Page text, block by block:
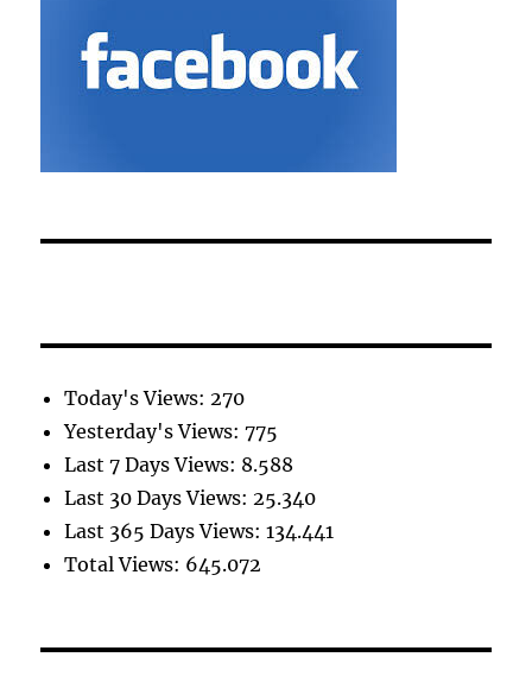
Today's Views:270
Yesterday's Views:775
Last 7 Days Views: 8.588
Last 30 Days Views:25.340
Last 365 Days Views:134.441
Total Views: 645.072